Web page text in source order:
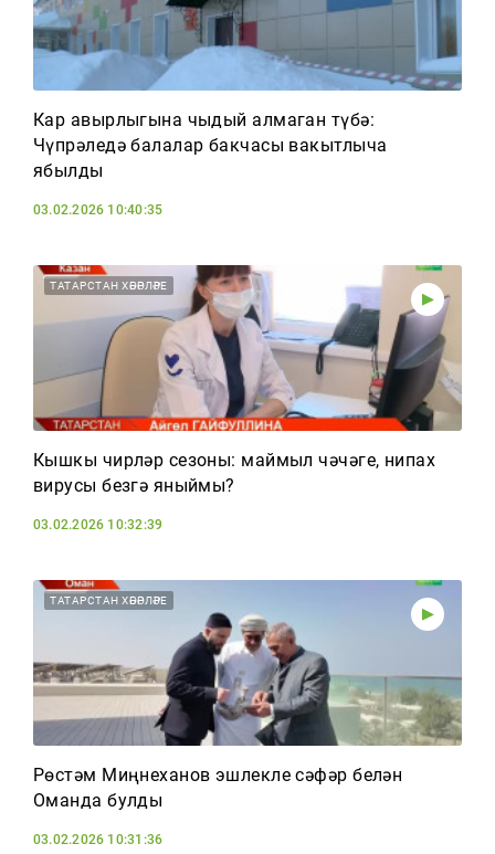
Кар авырлыгына чыдый алмаган түбә:
Чүпрәледә балалар бакчасы вакытлыча
ябылды
03.02.2026 10:40:35
ТАТАРСТАН ХӘБӘРЛӘРЕ
Кышкы чирләр сезоны: маймыл чәчәге, нипах
вирусы безгә яныймы?
03.02.2026 10:32:39
ТАТАРСТАН ХӘБӘРЛӘРЕ
Рөстәм Миңнеханов эшлекле сәфәр белән
Оманда булды
03.02.2026 10:31:36